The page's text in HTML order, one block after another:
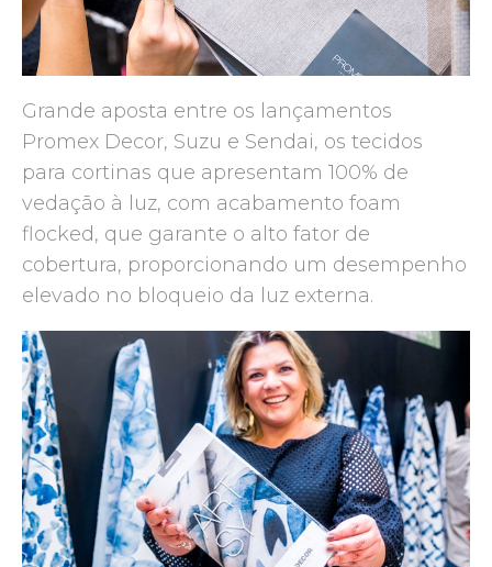
Grande aposta entre os lançamentos
Promex Decor, Suzu e Sendai, os tecidos
para cortinas que apresentam 100% de
vedação à luz, com acabamento foam
flocked, que garante o alto fator de
cobertura, proporcionando um desempenho
elevado no bloqueio da luz externa.